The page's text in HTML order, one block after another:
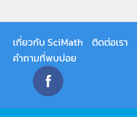
เกี่ยวกับ SciMath ติดต่อเรา
คำถามที่พบบ่อย